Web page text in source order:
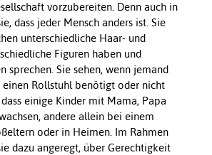
vorzubereiten. Denn auch in
dass jeder Mensch anders ist. Sie
unterschiedliche Haar- und
Figuren haben und
sprechen. Sie sehen, wenn jemand
einen Rollstuhl benötigt oder nicht
einige Kinder mit Mama, Papa
andere allein bei einem
oder in Heimen. Im Rahmen
dazu angeregt, über Gerechtigkeit